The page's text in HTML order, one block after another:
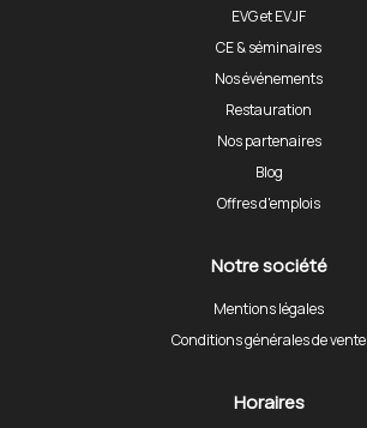
EVG et EVJF
CE & séminaires
Nos événements
Restauration
Nos partenaires
Blog
Offres d'emplois
Notre société
Mentions légales
Conditions générales de vente
Horaires